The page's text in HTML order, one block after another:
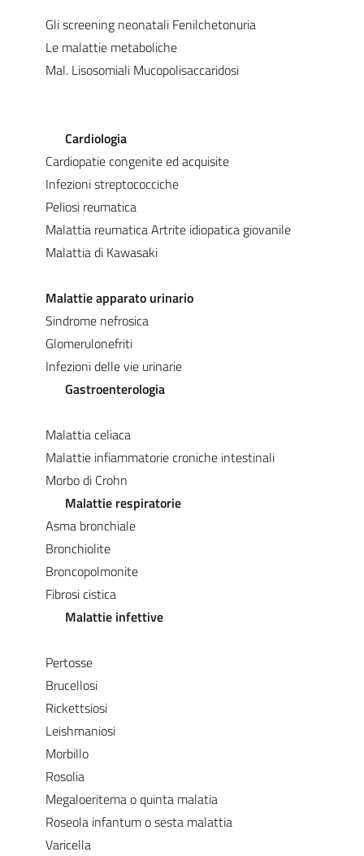
Gli screening neonatali Fenilchetonuria
Le malattie metaboliche
Mal. Lisosomiali Mucopolisaccaridosi
Cardiologia
Cardiopatie congenite ed acquisite
Infezioni streptococciche
Peliosi reumatica
Malattia reumatica Artrite idiopatica giovanile
Malattia di Kawasaki
Malattie apparato urinario
Sindrome nefrosica
Glomerulonefriti
Infezioni delle vie urinarie
Gastroenterologia
Malattia celiaca
Malattie infiammatorie croniche intestinali
Morbo di Crohn
Malattie respiratorie
Asma bronchiale
Bronchiolite
Broncopolmonite
Fibrosi cistica
Malattie infettive
Pertosse
Brucellosi
Rickettsiosi
Leishmaniosi
Morbillo
Rosolia
Megaloeritema o quinta malatia
Roseola infantum o sesta malattia
Varicella